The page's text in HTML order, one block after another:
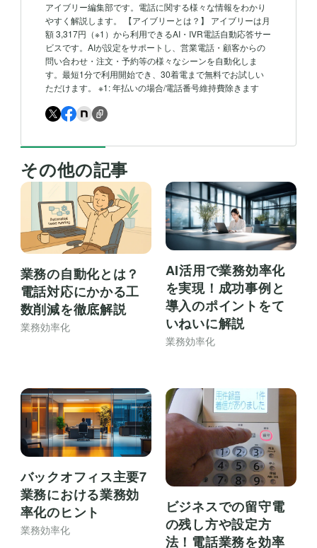
アイブリー編集部です。電話に関する様々な情報をわかり
やすく解説します。 【アイブリーとは？】 アイブリーは月
額 3,317円（※1）から利用できるAI・IVR電話自動応答サー
ビスです。AIが設定をサポートし、営業電話・顧客からの
問い合わせ・注文・予約等の様々なシーンを自動化しま
す。最短1分で利用開始でき、30着電まで無料でお試しい
ただけます。 ※1: 年払いの場合/電話番号維持費除きます
その他の記事
業務の自動化とは？
電話対応にかかる工
数削減を徹底解説
業務効率化
AI活用で業務効率化
を実現！成功事例と
導入のポイントをて
いねいに解説
業務効率化
バックオフィス主要7
業務における業務効
率化のヒント
業務効率化
ビジネスでの留守電
の残し方や設定方
法！電話業務を効率